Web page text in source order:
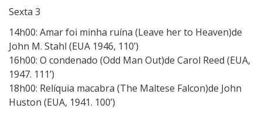
Sexta 3
14h00: Amar foi minha ruína (Leave her to Heaven)de
John M. Stahl (EUA 1946, 110’)
16h00: O condenado (Odd Man Out)de Carol Reed (EUA,
1947. 111’)
18h00: Relíquia macabra (The Maltese Falcon)de John
Huston (EUA, 1941. 100’)